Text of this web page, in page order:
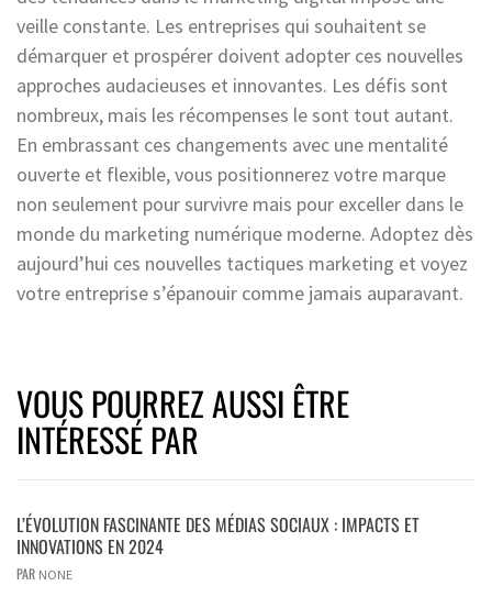
veille constante. Les entreprises qui souhaitent se
démarquer et prospérer doivent adopter ces nouvelles
approches audacieuses et innovantes. Les défis sont
nombreux, mais les récompenses le sont tout autant.
En embrassant ces changements avec une mentalité
ouverte et flexible, vous positionnerez votre marque
non seulement pour survivre mais pour exceller dans le
monde du marketing numérique moderne. Adoptez dès
aujourd’hui ces nouvelles tactiques marketing et voyez
votre entreprise s’épanouir comme jamais auparavant.
VOUS POURREZ AUSSI ÊTRE
INTÉRESSÉ PAR
L’ÉVOLUTION FASCINANTE DES MÉDIAS SOCIAUX : IMPACTS ET
INNOVATIONS EN 2024
PAR NONE